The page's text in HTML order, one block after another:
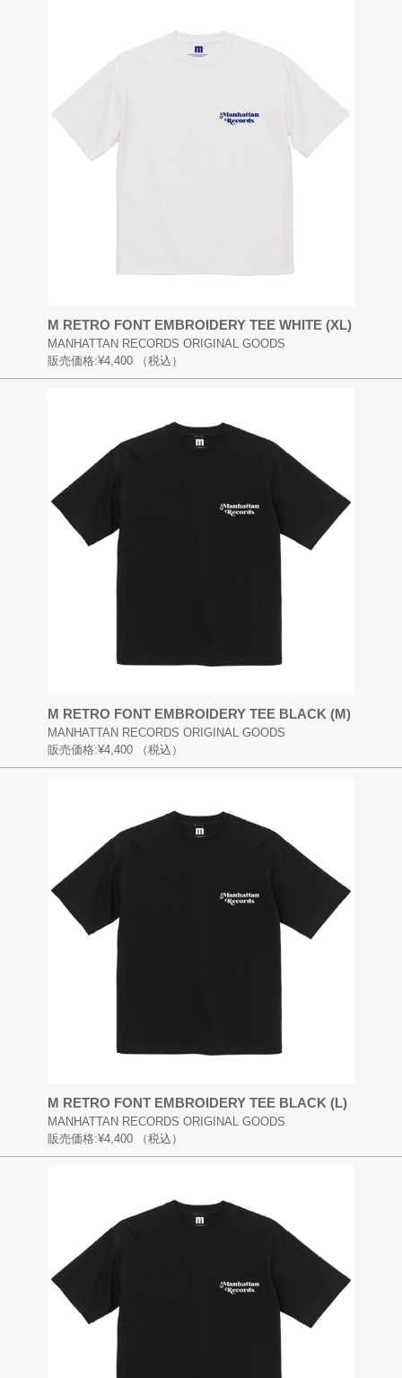
M RETRO FONT EMBROIDERY TEE WHITE (XL)
MANHATTAN RECORDS ORIGINAL GOODS
販売価格:¥4,400 （税込）
M RETRO FONT EMBROIDERY TEE BLACK (M)
MANHATTAN RECORDS ORIGINAL GOODS
販売価格:¥4,400 （税込）
M RETRO FONT EMBROIDERY TEE BLACK (L)
MANHATTAN RECORDS ORIGINAL GOODS
販売価格:¥4,400 （税込）